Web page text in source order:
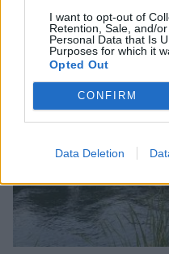
I want to opt-out of
Retention, Sale, and/
Personal Data that Is
Purposes for which it
Opted Out
CONFIRM
Data Deletion
06/08/2026 14:44